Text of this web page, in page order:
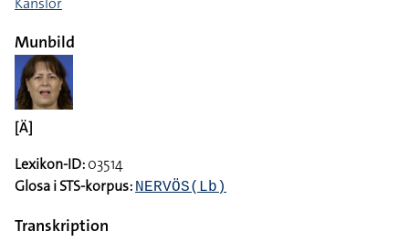
Munbild
[Ä]
Lexikon-ID:03514
Glosa i STS-korpus: NERVÖS(Lb)
Transkription